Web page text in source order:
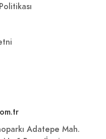
Adatepe Mah.